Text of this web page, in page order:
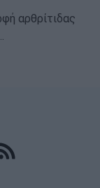
αρθρίτιδας